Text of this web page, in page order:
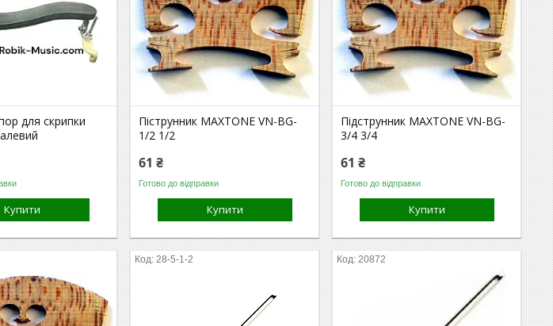
для скрипки
Купити
Піструнник MAXTONE VN-BG-
1/2 1/2
61 ₴
Готово до відправки
Купити
Підструнник MAXTONE VN-BG-
3/4 3/4
61 ₴
Готово до відправки
Купити
28-5-1-2 20872